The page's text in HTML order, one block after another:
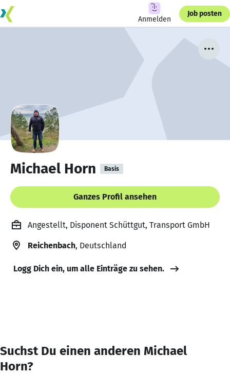
Anmelden
Job posten
Michael Horn Basis
Ganzes Profil ansehen
Angestellt, Disponent Schüttgut, Transport GmbH
Reichenbach, Deutschland
Logg Dich ein, um alle Einträge zu sehen.
Suchst Du einen anderen Michael
Horn?